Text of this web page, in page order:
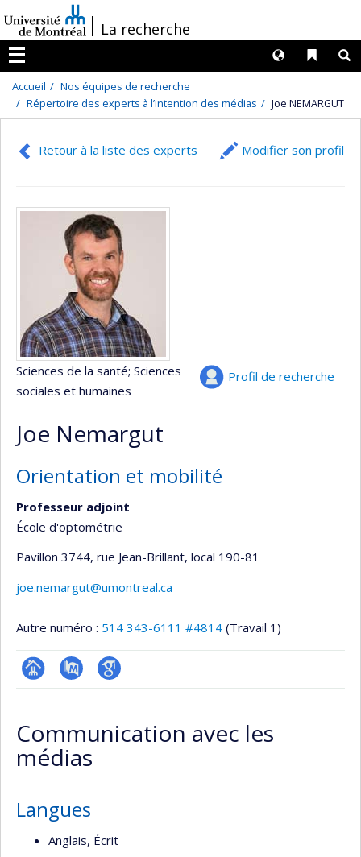
au
contenu
/La recherche
Menu
Liens
Langues
Accueil
Nos équipes de recherche
Répertoire des experts à l’intention des médias
Joe NEMARGUT
Retour à la liste des experts Modifier son profil
Profil de recherche
Sciences de la santé; Sciences
sociales et humaines
Joe Nemargut
Orientation et mobilité
Professeur adjoint
École d'optométrie
Pavillon 3744, rue Jean-Brillant, local 190-81
joe.nemargut@umontreal.ca
Autre numéro : 514 343-6111 #4814 (Travail 1)
Page
(faculté,département,école)
PubMedGoogle
Communication avec les
médias
Langues
Anglais, Écrit